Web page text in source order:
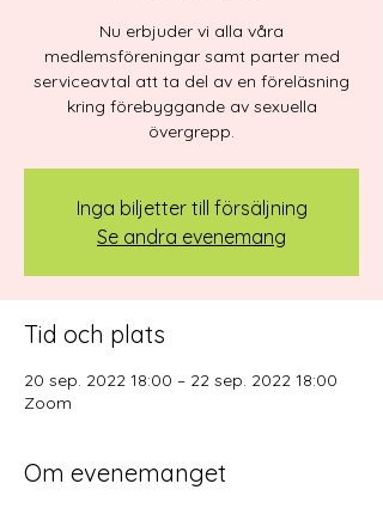
Nu erbjuder vi alla våra
medlemsföreningar samt parter med
serviceavtal att ta del av en föreläsning
kring förebyggande av sexuella
övergrepp.
Inga biljetter till försäljning
Se andra evenemang
Tid och plats
20 sep. 2022 18:00 – 22 sep. 2022 18:00
Zoom
Om evenemanget